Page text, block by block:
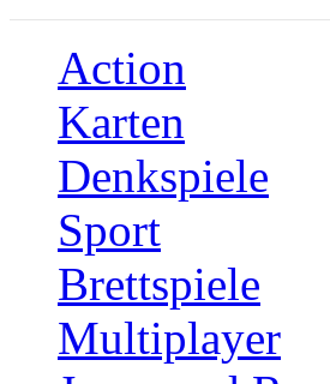
Action
Karten
Denkspiele
Sport
Brettspiele
Multiplayer